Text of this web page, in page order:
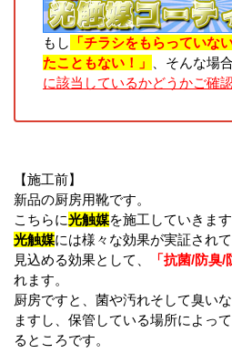
もし
「チラシをもらっていな
たこともない！」
、そんな場
に該当しているかどうかご確
【施工前】
新品の厨房用靴です。
こちらに光触媒を施工していきます
光触媒には様々な効果が実証され
見込める効果として、
「抗菌/防臭/
れます。
厨房ですと、菌や汚れそして臭い
ますし、保管している場所によっ
るところです。